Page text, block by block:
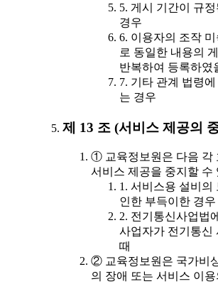
5. 게시 기간이 규
경우
6. 이용자의 조작
로 동일한 내용의
반복하여 등록하였
7. 기타 관계 법령
는 경우
제 13 조 (서비스 제공의
① 교육정보원은 다음 각
서비스 제공을 중지할 수
1. 서비스용 설비의
인한 부득이한 경우
2. 전기통신사업법
사업자가 전기통신
때
② 교육정보원은 국가비
의 장애 또는 서비스 이